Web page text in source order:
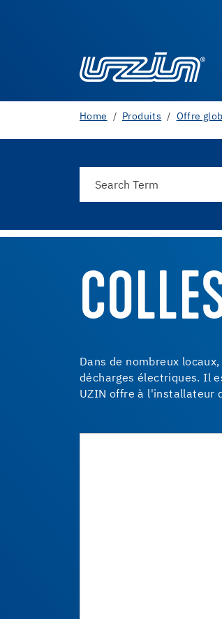
Home Produits Offre
Dans de nombreux
décharges électriques. Il
UZIN offre à l'installateur